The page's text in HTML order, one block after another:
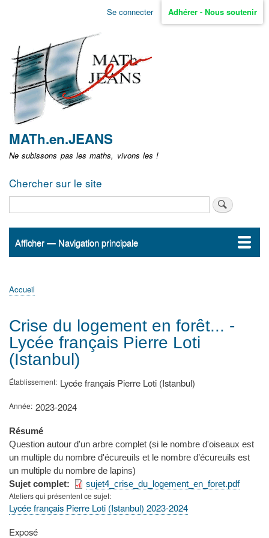
Aller
non
identifié
Se connecter Adhérer - Nous soutenir
MATh.en.JEANS
Ne subissons pas les maths, vivons les !
Chercher sur le site
Navigation
Afficher — Navigation principale
Accueil
ActualitésMATh.en.JEANS ?
Régions et Ateliers
Créer, gérer un atelier
Sujets/Publications
Congrès
d'Ariane
Accueil
Crise du logement en forêt... -
Lycée français Pierre Loti
(Istanbul)
Établissement Lycée français Pierre Loti (Istanbul)
Année 2023-2024
Résumé
Question autour d'un arbre complet (si le nombre d'oiseaux est
un multiple du nombre d'écureuils et le nombre d’écureuils est
un multiple du nombre de lapins)
Sujet complet
sujet4_crise_du_logement_en_foret.pdf
Ateliers qui présentent ce sujet
Lycée français Pierre Loti (Istanbul) 2023-2024
Type
Exposé